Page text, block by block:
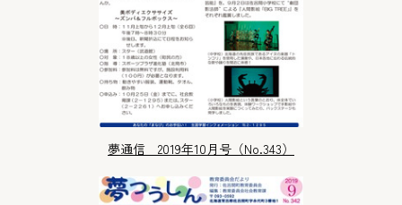
夢通信 2019年10月号（No.343）